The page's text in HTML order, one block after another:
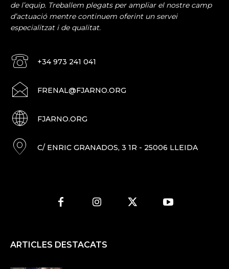
de l’equip. Treballem plegats per ampliar el nostre camp
d’actuació mentre continuem oferint un servei
especialitzat i de qualitat.
+34 973 241 041
FRENAL@FJARNO.ORG
FJARNO.ORG
C/ ENRIC GRANADOS, 3 1R - 25006 LLEIDA
ARTICLES DESTACATS